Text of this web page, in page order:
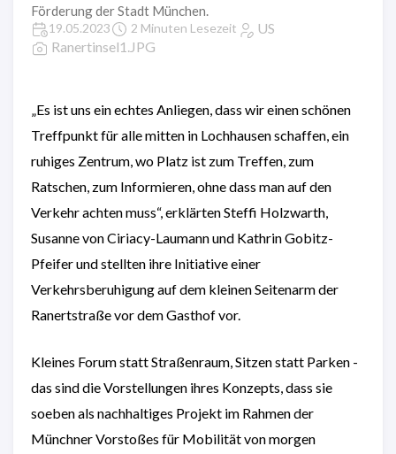
Förderung der Stadt München.
19.05.2023 2 Minuten Lesezeit
US
Ranertinsel1.JPG
„Es ist uns ein echtes Anliegen, dass wir einen schönen
Treffpunkt für alle mitten in Lochhausen schaffen, ein
ruhiges Zentrum, wo Platz ist zum Treffen, zum
Ratschen, zum Informieren, ohne dass man auf den
Verkehr achten muss“, erklärten Steffi Holzwarth,
Susanne von Ciriacy-Laumann und Kathrin Gobitz-
Pfeifer und stellten ihre Initiative einer
Verkehrsberuhigung auf dem kleinen Seitenarm der
Ranertstraße vor dem Gasthof vor.
Kleines Forum statt Straßenraum, Sitzen statt Parken -
das sind die Vorstellungen ihres Konzepts, dass sie
soeben als nachhaltiges Projekt im Rahmen der
Münchner Vorstoßes für Mobilität von morgen